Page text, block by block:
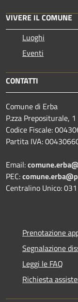
VIVERE IL COMUNE
Luoghi
Eventi
CONTATTI
Comune di Erba
P.zza Prepositurale,
Codice Fiscale:
Partita IVA:
Email:
PEC:
Centralino Unico:
Prenotazione
Segnalazione
Leggi le FAQ
Richiesta